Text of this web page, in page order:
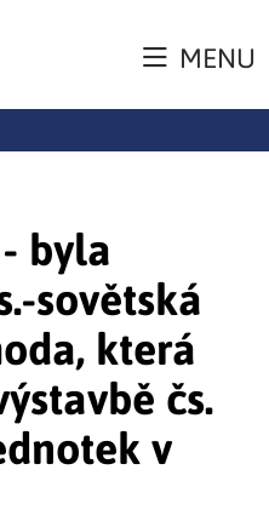
MENU
byla
sovětská
která
čs.
v